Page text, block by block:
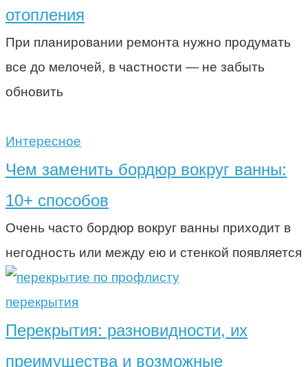
отопления
При планировании ремонта нужно продумать
все до мелочей, в частности — не забыть
обновить
Интересное
Чем заменить бордюр вокруг ванны:
10+ способов
Очень часто бордюр вокруг ванны приходит в
негодность или между ею и стенкой появляется
перекрытия
Перекрытия: разновидности, их
преимущества и возможные